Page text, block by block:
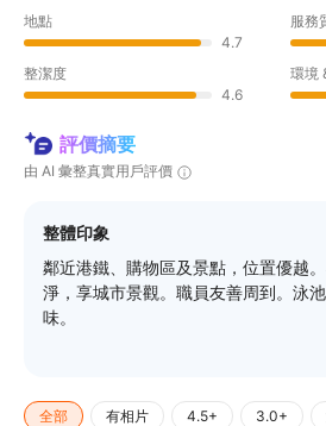
地點
4.7
服務
整潔度
4.6
環境
評價摘要
由 AI 彙整真實用戶評價
整體印象
鄰近港鐵、購物區及景點，位置優越
淨，享城市景觀。職員友善周到。泳
味。
全部 有相片 4.5+ 3.0+